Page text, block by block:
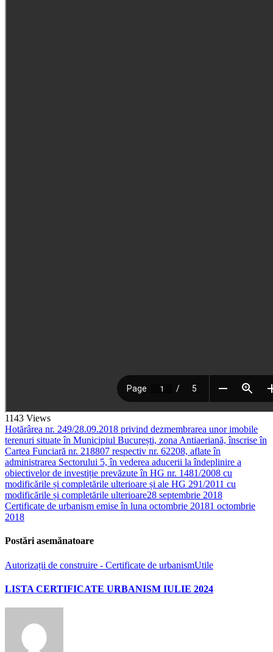
1143 Views
Hotărârea nr. 249/28.09.2018 privind dezmembrarea unor imobile
terenuri situate în Municipiul București, zona Antiaeriană, înscrise în
Cartea Funciară nr. 218807 respectiv nr. 62208, aflate în
administrarea Sectorului 5, în vederea aducerii la îndeplinire a
obiectivelor de investiție prevăzute în HG nr. 1481/2008 cu
modificările și completările ulterioare și ale HG 291/2011 cu
modificările și completările ulterioare28 septembrie 2018
Certificate de urbanism emise în luna octombrie 20181 octombrie
2018
Postări asemănatoare
Autorizații de construire - Certificate de urbanismUtile
LISTA CERTIFICATE URBANISM IULIE 2024